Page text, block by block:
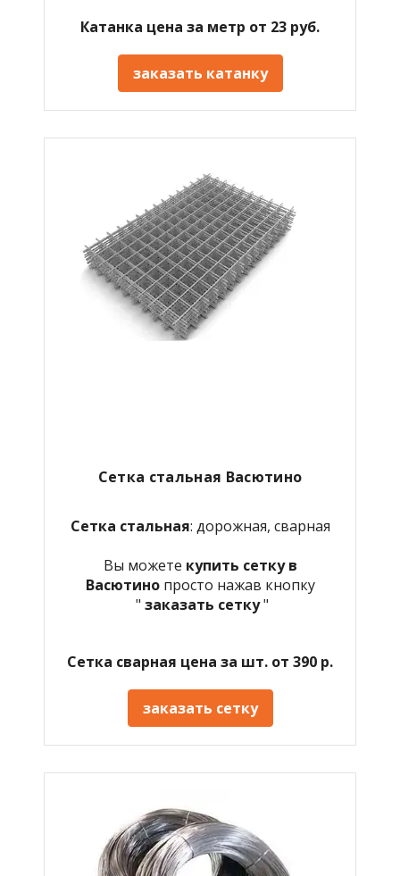
Катанка цена за метр от 23 руб.
заказать катанку
Сетка стальная Васютино
Сетка стальная: дорожная, сварная
Вы можете купить сетку в
Васютино просто нажав кнопку
" заказать сетку"
Сетка сварная цена за шт. от 390 р.
заказать сетку